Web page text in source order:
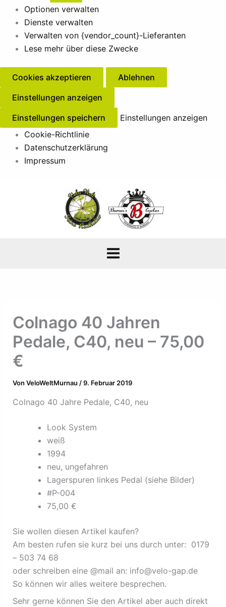
Optionen verwalten
Dienste verwalten
Verwalten von {vendor_count}-Lieferanten
Lese mehr über diese Zwecke
Cookies akzeptieren
Ablehnen
Einstellungen anzeigen
Einstellungen speichern
Einstellungen anzeigen
Cookie-Richtlinie
Datenschutzerklärung
Impressum
Colnago 40 Jahren
Pedale, C40, neu – 75,00
€
Von VeloWeltMurnau /9. Februar 2019
Colnago 40 Jahre Pedale, C40, neu
Look System
weiß
1994
neu, ungefahren
Lagerspuren linkes Pedal (siehe Bilder)
#P-004
75,00 €
Sie wollen diesen Artikel kaufen?
Am besten rufen sie kurz bei uns durch unter: 0179
– 503 74 68
oder schreiben eine @mail an: info@velo-gap.de
So können wir alles weitere besprechen.
Sehr gerne können Sie den Artikel aber auch direkt